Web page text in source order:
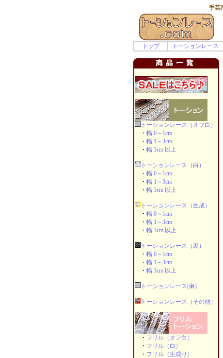
手芸
トップ
トーションレース
トーションレース（オフ白）
・ 幅 0～1cm
・ 幅 1～3cm
・ 幅 3cm 以上
トーションレース（白）
・ 幅 0～1cm
・ 幅 1～3cm
・ 幅 3cm 以上
トーションレース（生成）
・ 幅 0～1cm
・ 幅 1～3cm
・ 幅 3cm 以上
トーションレース（黒）
・ 幅 0～1cm
・ 幅 1～3cm
・ 幅 3cm 以上
トーションレース(麻)
トーションレース（その他）
・ フリル（オフ白）
・ フリル（白）
・ フリル（生成り）